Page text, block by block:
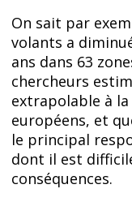
On sait par
volants a
ans dans 63
chercheurs
extrapolable à
européens, et
le principal
dont il est
conséquences.